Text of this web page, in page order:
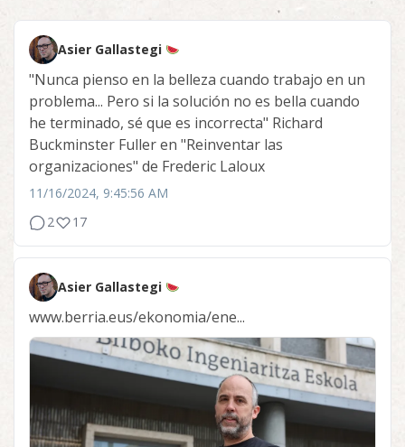
Asier Gallastegi
"Nunca pienso en la belleza cuando trabajo en un
problema... Pero si la solución no es bella cuando
he terminado, sé que es incorrecta" Richard
Buckminster Fuller en "Reinventar las
organizaciones" de Frederic Laloux
11/16/2024, 9:45:56 AM
2
17
Asier Gallastegi
www.berria.eus/ekonomia/ene...